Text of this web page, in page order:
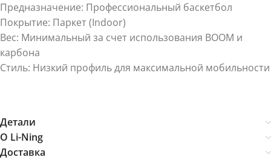
Предназначение: Профессиональный баскетбол
Покрытие: Паркет (Indoor)
Вес: Минимальный за счет использования BOOM и
карбона
Стиль: Низкий профиль для максимальной мобильности
Детали
О Li-Ning
Доставка